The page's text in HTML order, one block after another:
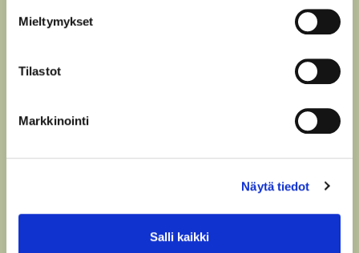
Mieltymykset
Tilastot
Markkinointi
Näytä tiedot
Salli kaikki
10.00–10.10